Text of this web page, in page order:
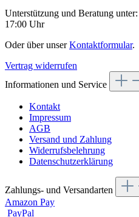
Oder über unser
Vertrag widerrufen
Informationen und Service
Kontakt
AGB
Versand und Zahlung
Widerrufsbelehrung
Datenschutzerklärung
PayPal
Vorkasse